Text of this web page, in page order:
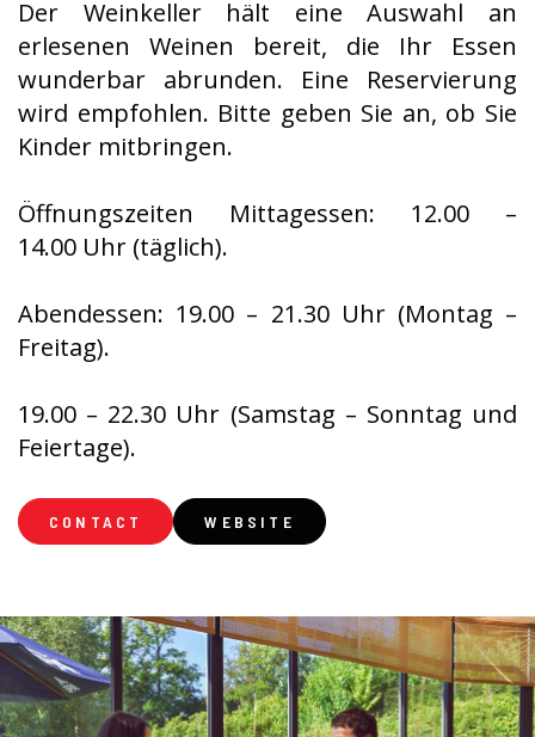
Der Weinkeller hält eine Auswahl an
erlesenen Weinen bereit, die Ihr Essen
wunderbar abrunden. Eine Reservierung
wird empfohlen. Bitte geben Sie an, ob Sie
Kinder mitbringen.
Öffnungszeiten Mittagessen: 12.00 –
14.00 Uhr (täglich).
Abendessen: 19.00 – 21.30 Uhr (Montag –
Freitag).
19.00 – 22.30 Uhr (Samstag – Sonntag und
Feiertage).
CONTACT WEBSITE